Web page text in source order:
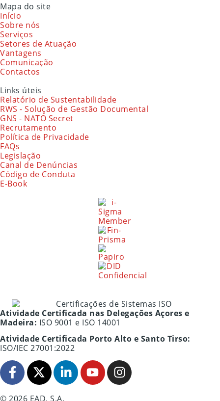
Mapa do site
Início
Sobre nós
Serviços
Setores de Atuação
Vantagens
Comunicação
Contactos
Links úteis
Relatório de Sustentabilidade
RWS - Solução de Gestão Documental
GNS - NATO Secret
Recrutamento
Política de Privacidade
FAQs
Legislação
Canal de Denúncias
Código de Conduta
E-Book
Atividade Certificada nas Delegações Açores e
Madeira: ISO 9001 e ISO 14001
Atividade Certificada Porto Alto e Santo Tirso:
ISO/IEC 27001:2022
© 2026 EAD, S.A.